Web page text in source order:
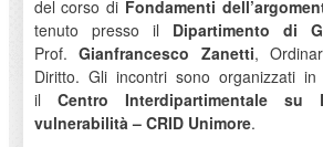
del corso di Fondamenti
tenuto presso il Dipartimento di
Prof.Gianfrancesco Zanetti,
Diritto. Gli incontri sono organizzati in
il Centro Interdipartimentale su
vulnerabilità – CRID Unimore.